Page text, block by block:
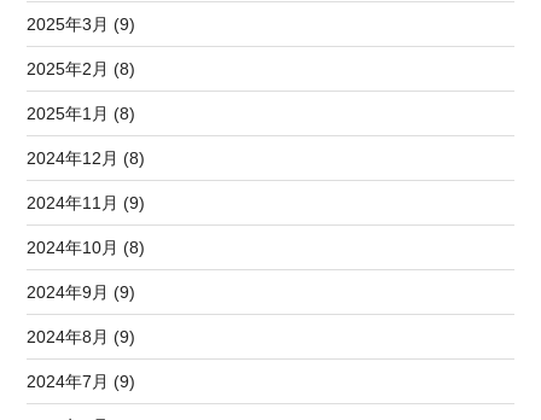
2025年3月 (9)
2025年2月 (8)
2025年1月 (8)
2024年12月 (8)
2024年11月 (9)
2024年10月 (8)
2024年9月 (9)
2024年8月 (9)
2024年7月 (9)